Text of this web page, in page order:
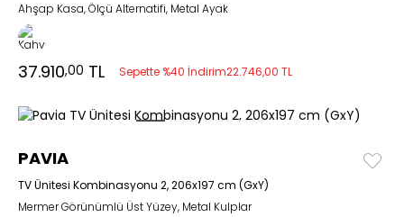
Ahşap Kasa, Ölçü Alternatifi, Metal Ayak
37.910,00 TL Sepette %40 İndirim22.746,00 TL
PAVIA
TV Ünitesi Kombinasyonu 2, 206x197 cm (GxY)
Mermer Görünümlü Üst Yüzey, Metal Kulplar